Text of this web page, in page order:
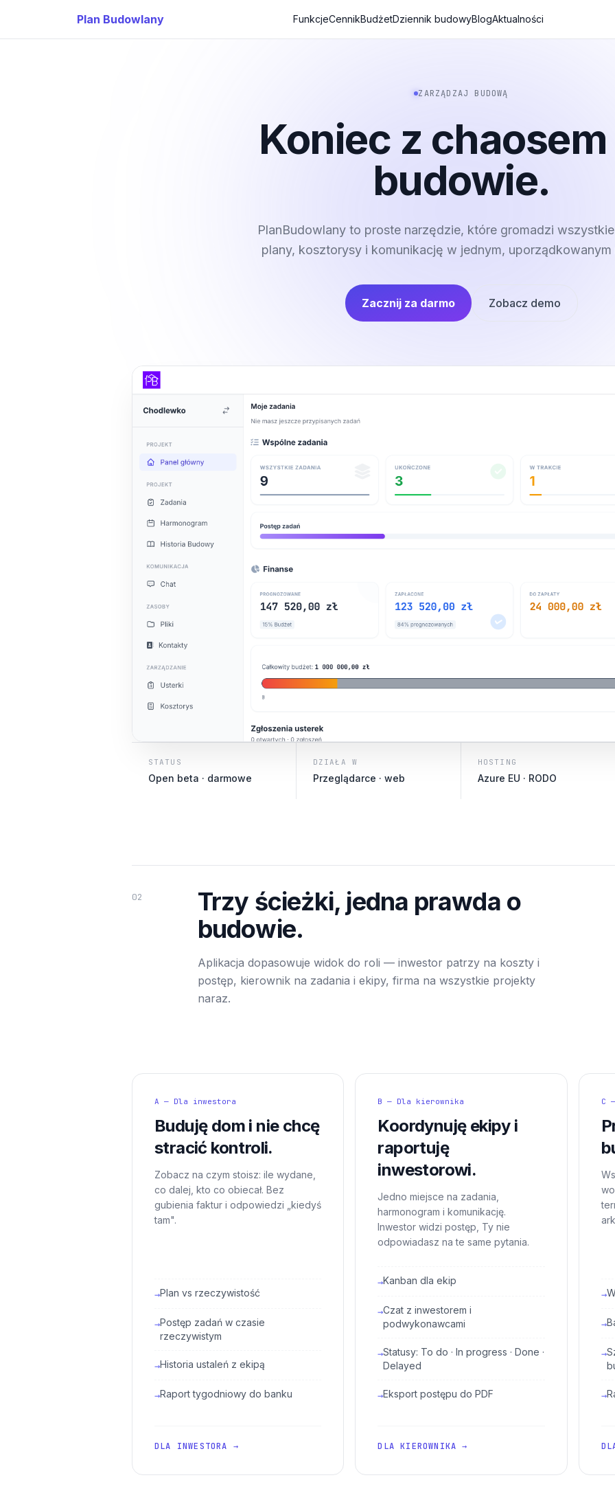
Plan Budowlany FunkcjeCennikBudżetDziennik budowyBlogAktualności
ZARZĄDZAJ BUDOWĄ
Koniec z chaosem
budowie.
PlanBudowlany to proste narzędzie, które gromadzi
plany, kosztorysy i komunikację w jednym, uporządkowanym
Zacznij za darmo Zobacz demo
STATUS
Open beta · darmowe
DZIAŁA W
Przeglądarce · web
HOSTING
Azure EU · RODO
02
Trzy ścieżki, jedna prawda o
budowie.
Aplikacja dopasowuje widok do roli — inwestor patrzy na koszty i
postęp, kierownik na zadania i ekipy, firma na wszystkie projekty
naraz.
A — Dla inwestora
Buduję dom i nie chcę
stracić kontroli.
Zobacz na czym stoisz: ile wydane,
co dalej, kto co obiecał. Bez
gubienia faktur i odpowiedzi „kiedyś
tam".
→Plan vs rzeczywistość
→Postęp zadań w czasie
rzeczywistym
→Historia ustaleń z ekipą
→Raport tygodniowy do banku
DLA INWESTORA →
B — Dla kierownika
Koordynuję ekipy i
raportuję
inwestorowi.
Jedno miejsce na zadania,
harmonogram i komunikację.
Inwestor widzi postęp, Ty nie
odpowiadasz na te same pytania.
→Kanban dla ekip
→Czat z inwestorem i
podwykonawcami
→Statusy: To do · In progress · Done ·
Delayed
→Eksport postępu do PDF
DLA KIEROWNIKA →
C
→
→
→
→